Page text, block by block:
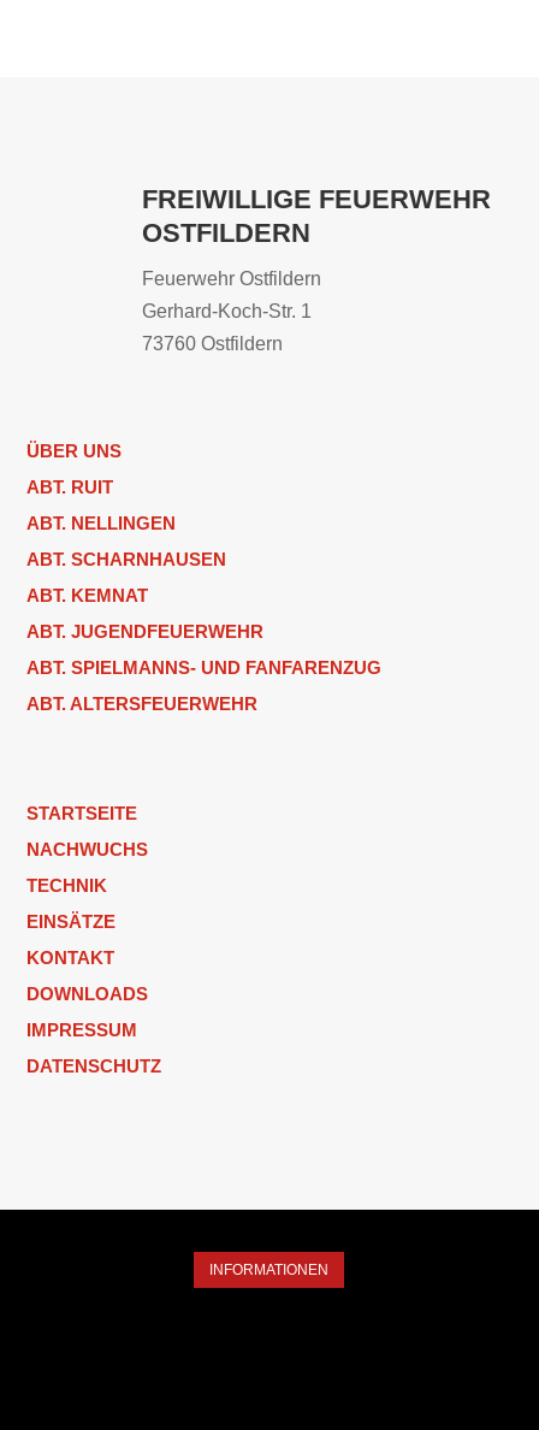
FREIWILLIGE FEUERWEHR
OSTFILDERN
Feuerwehr Ostfildern
Gerhard-Koch-Str. 1
73760 Ostfildern
ÜBER UNS
ABT. RUIT
ABT. NELLINGEN
ABT. SCHARNHAUSEN
ABT. KEMNAT
ABT. JUGENDFEUERWEHR
ABT. SPIELMANNS- UND FANFARENZUG
ABT. ALTERSFEUERWEHR
STARTSEITE
NACHWUCHS
TECHNIK
EINSÄTZE
KONTAKT
DOWNLOADS
IMPRESSUM
DATENSCHUTZ
INFORMATIONEN